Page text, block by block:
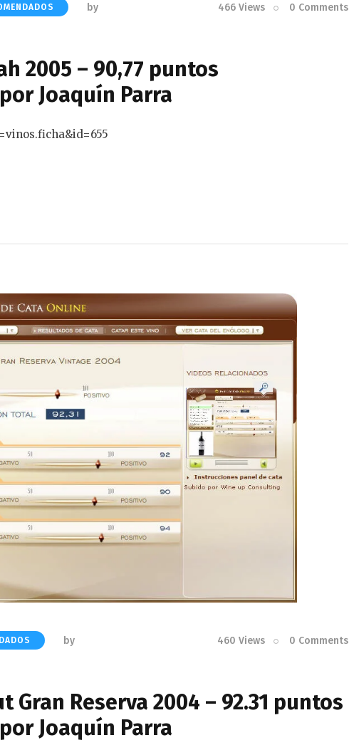
by
466 Views 0 Comments
2005 – 90,77 puntos
Joaquín Parra
by
460 Views 0 Comments
Gran Reserva 2004 – 92.31 puntos
Joaquín Parra